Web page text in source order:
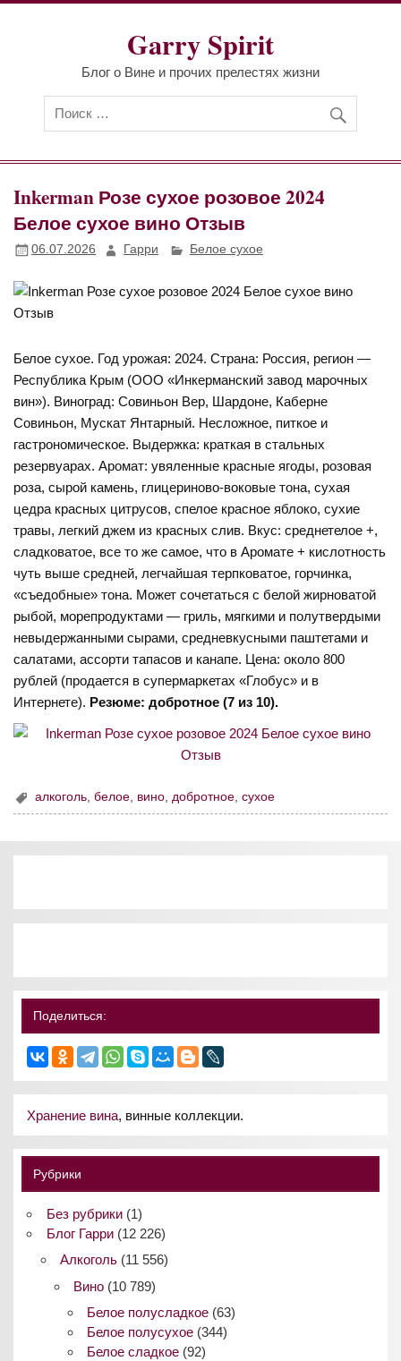
Перейти
Garry Spirit
Блог о Вине и прочих прелестях жизни
Inkerman Розе сухое розовое 2024
Белое сухое вино Отзыв
06.07.2026 Гарри Белое сухое
Белое сухое. Год урожая: 2024. Страна: Россия, регион —
Республика Крым (ООО «Инкерманский завод марочных
вин»). Виноград: Совиньон Вер, Шардоне, Каберне
Совиньон, Мускат Янтарный. Несложное, питкое и
гастрономическое. Выдержка: краткая в стальных
резервуарах. Аромат: увяленные красные ягоды, розовая
роза, сырой камень, глицериново-воковые тона, сухая
цедра красных цитрусов, спелое красное яблоко, сухие
травы, легкий джем из красных слив. Вкус: среднетелое +,
сладковатое, все то же самое, что в Аромате + кислотность
чуть выше средней, легчайшая терпковатое, горчинка,
«съедобные» тона. Может сочетаться с белой жирноватой
рыбой, морепродуктами — гриль, мягкими и полутвердыми
невыдержанными сырами, средневкусными паштетами и
салатами, ассорти тапасов и канапе. Цена: около 800
рублей (продается в супермаркетах «Глобус» и в
Интернете). Резюме: добротное (7 из 10).
алкоголь,белое, вино,добротное,сухое
Поделиться:
Хранение вина, винные коллекции.
Рубрики
Без рубрики(1)
Блог Гарри(12 226)
Алкоголь(11 556)
Вино(10 789)
Белое полусладкое (63)
Белое полусухое (344)
Белое сладкое (92)